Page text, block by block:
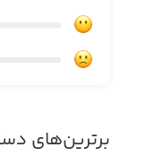
برترین‌های